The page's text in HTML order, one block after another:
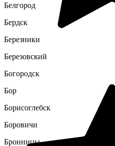
Белгород
Бердск
Березники
Березовский
Богородск
Бор
Борисоглебск
Боровичи
Бронницы